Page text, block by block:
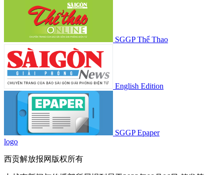
SGGP Thể Thao
English Edition
SGGP Epaper
logo
西贡解放报网版权所有